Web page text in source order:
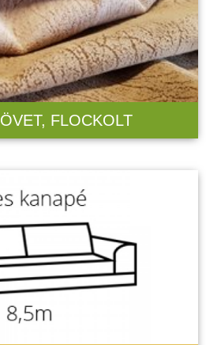
FLOCKOLT